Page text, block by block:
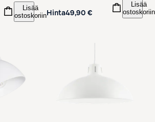
Lisää
ostoskoriin Hinta49,90 €
Lisää
ostoskoriin